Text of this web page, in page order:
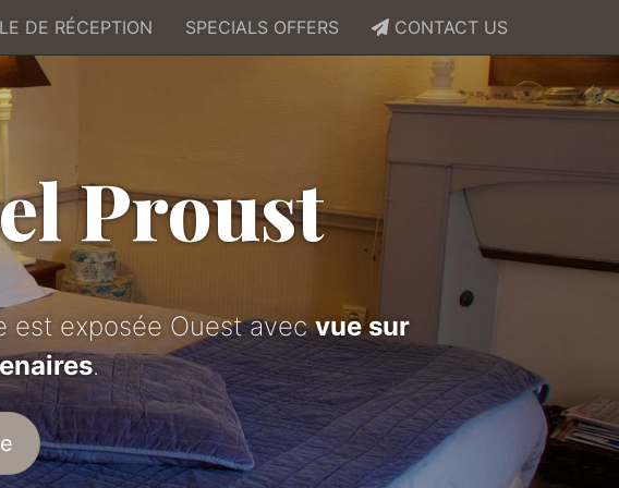
DE RÉCEPTION SPECIALS OFFERS CONTACT US
Proust
est exposée Ouest avecvue sur
.